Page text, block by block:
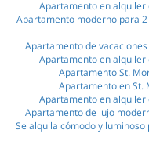
Apartamento en alquiler
Apartamento moderno para
Apartamento de
Apartamento en alquiler
Apartamento St.
Apartamento en St.
Apartamento en alquiler
Apartamento de lujo
Se alquila cómodo y